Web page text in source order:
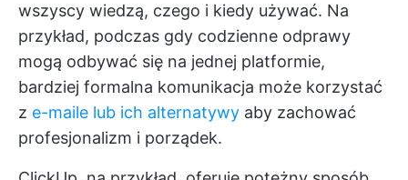
wszyscy wiedzą, czego i kiedy używać. Na
przykład, podczas gdy codzienne odprawy
mogą odbywać się na jednej platformie,
bardziej formalna komunikacja może korzystać
z e-maile lub ich alternatywy aby zachować
profesjonalizm i porządek.